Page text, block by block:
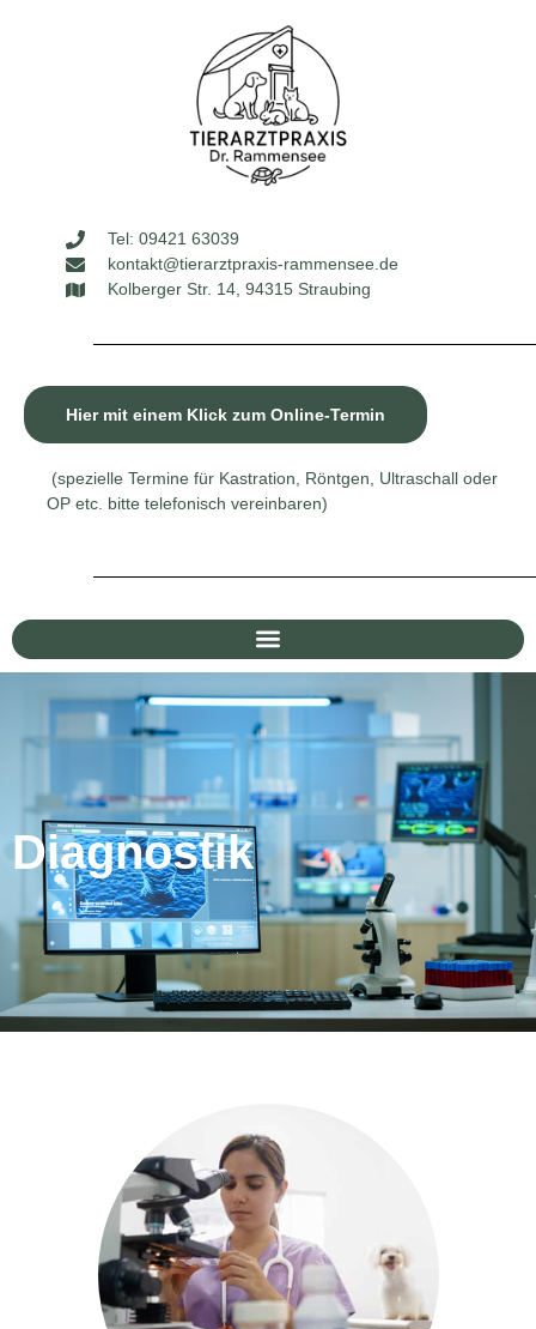
Tel: 09421 63039
kontakt@tierarztpraxis-rammensee.de
Kolberger Str. 14, 94315 Straubing
Hier mit einem Klick zum Online-Termin
(spezielle Termine für Kastration, Röntgen, Ultraschall oder
OP etc. bitte telefonisch vereinbaren)
Diagnostik